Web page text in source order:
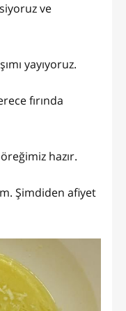
ve
yayıyoruz.
fırında
hazır.
Şimdiden afiyet